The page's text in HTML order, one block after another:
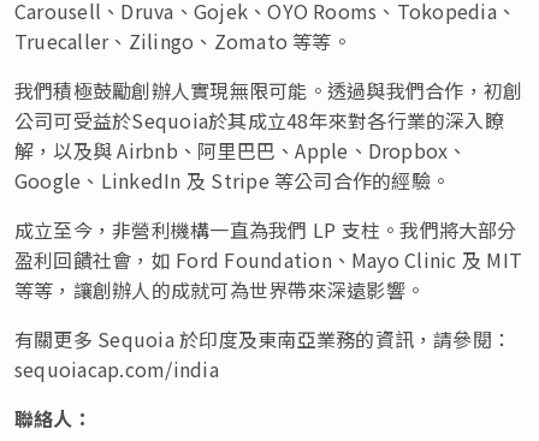
Carousell、Druva、Gojek、OYO Rooms、Tokopedia、
Truecaller、Zilingo、Zomato 等等。
我們積極鼓勵創辦人實現無限可能。透過與我們合作，初創
公司可受益於Sequoia於其成立48年來對各行業的深入瞭
解，以及與 Airbnb、阿里巴巴、Apple、Dropbox、
Google、LinkedIn 及 Stripe 等公司合作的經驗。
成立至今，非營利機構一直為我們 LP 支柱。我們將大部分
盈利回饋社會，如 Ford Foundation、Mayo Clinic 及 MIT
等等，讓創辦人的成就可為世界帶來深遠影響。
有關更多 Sequoia 於印度及東南亞業務的資訊，請參閱：
sequoiacap.com/india
聯絡人：